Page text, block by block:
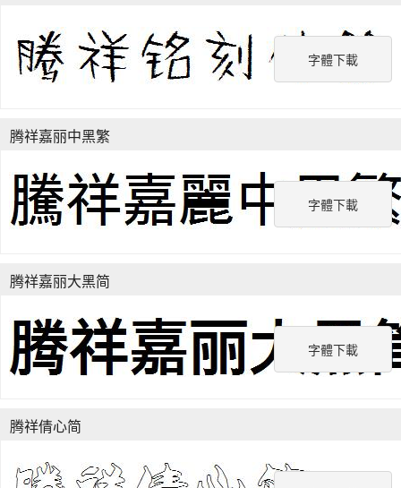
字體下載
字體下載
腾祥嘉丽中黑繁
字體下載
腾祥嘉丽大黑简
腾祥倩心简